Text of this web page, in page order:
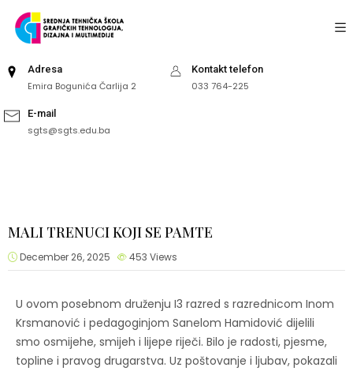
Adresa
Emira Bogunića Čarlija 2
Kontakt telefon
033 764-225
E-mail
sgts@sgts.edu.ba
MALI TRENUCI KOJI SE PAMTE
December 26, 2025 453 Views
U ovom posebnom druženju I3 razred s razrednicom Inom
Krsmanović i pedagoginjom Sanelom Hamidović dijelili
smo osmijehe, smijeh i lijepe riječi. Bilo je radosti, pjesme,
topline i pravog drugarstva. Uz poštovanje i ljubav, pokazali